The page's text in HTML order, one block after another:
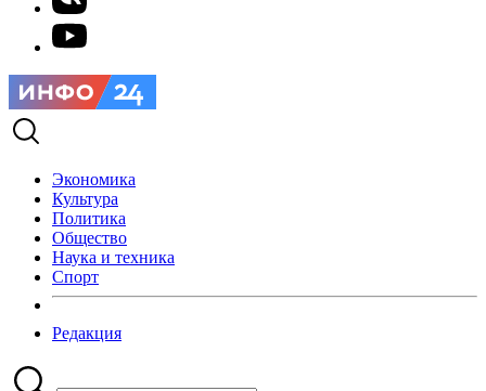
Экономика
Культура
Политика
Общество
Наука и техника
Спорт
Редакция